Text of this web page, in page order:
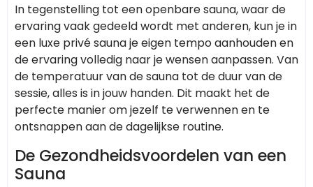
In tegenstelling tot een openbare sauna, waar de
ervaring vaak gedeeld wordt met anderen, kun je in
een luxe privé sauna je eigen tempo aanhouden en
de ervaring volledig naar je wensen aanpassen. Van
de temperatuur van de sauna tot de duur van de
sessie, alles is in jouw handen. Dit maakt het de
perfecte manier om jezelf te verwennen en te
ontsnappen aan de dagelijkse routine.
De Gezondheidsvoordelen van een
Sauna